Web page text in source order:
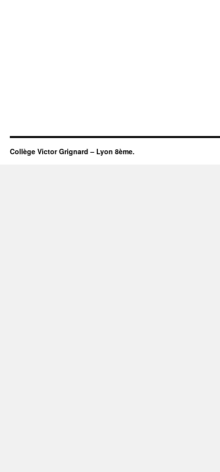
Collège Victor Grignard – Lyon 8ème.